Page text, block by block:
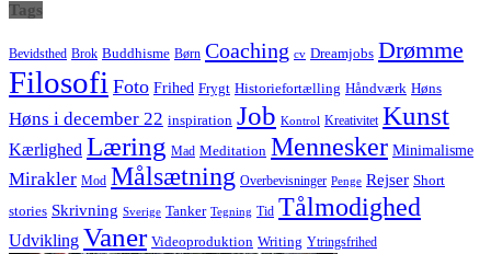
Tags
Bevidsthed Brok Buddhisme Børn Coaching cv Dreamjobs Drømme
Filosofi Foto Frihed Frygt Historiefortælling Håndværk Høns
Høns i december 22 inspiration Job Kontrol Kreativitet Kunst
Kærlighed Læring Mad Meditation Mennesker Minimalisme
Mirakler Mod Målsætning Overbevisninger Penge Rejser Short
stories Skrivning Sverige Tanker Tegning Tid Tålmodighed
Udvikling Vaner Videoproduktion Writing Ytringsfrihed